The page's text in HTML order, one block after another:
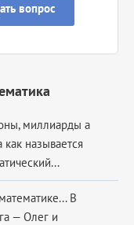
вопрос
миллиарды а
называется
В
— Олег и